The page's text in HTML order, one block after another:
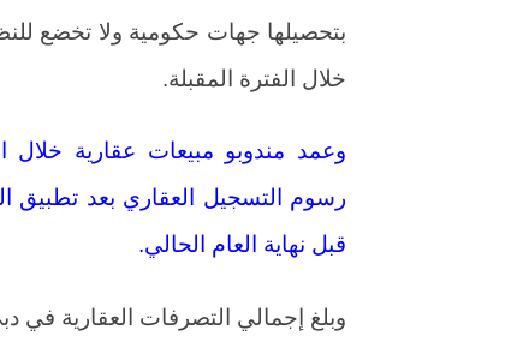
بتحصيلها جهات حكومية ولا تخضع
خلال الفترة المقبلة.
وعمد مندوبو مبيعات عقارية خلال
رسوم التسجيل العقاري بعد تطبيق
قبل نهاية العام الحالي.
وبلغ إجمالي التصرفات العقارية في